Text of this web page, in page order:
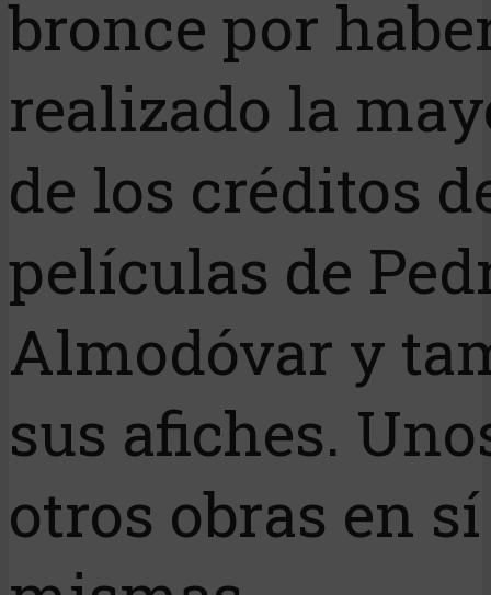
bronce por
realizado la
de los créditos
películas de
Almodóvar y
sus afiches.
otros obras en sí